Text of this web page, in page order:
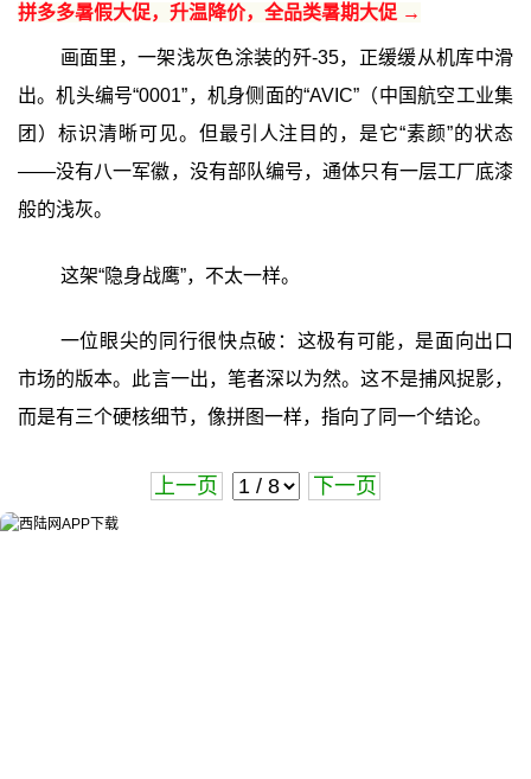
拼多多暑假大促，升温降价，全品类暑期大促 →
画面里，一架浅灰色涂装的歼-35，正缓缓从机库中滑
出。机头编号“0001”，机身侧面的“AVIC”（中国航空工业集
团）标识清晰可见。但最引人注目的，是它“素颜”的状态
——没有八一军徽，没有部队编号，通体只有一层工厂底漆
般的浅灰。
这架“隐身战鹰”，不太一样。
一位眼尖的同行很快点破：这极有可能，是面向出口
市场的版本。此言一出，笔者深以为然。这不是捕风捉影，
而是有三个硬核细节，像拼图一样，指向了同一个结论。
上一页 下一页